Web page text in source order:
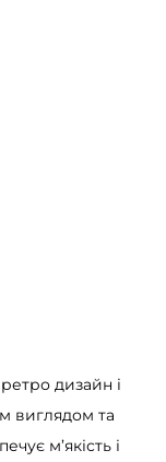
дизайн і
виглядом та
м’якість і